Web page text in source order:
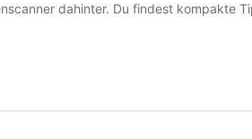
dahinter. Du findest kompakte